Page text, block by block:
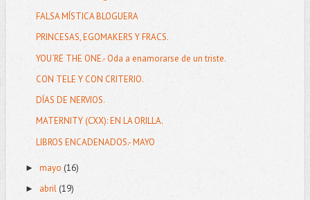
FALSA MÍSTICA BLOGUERA
PRINCESAS, EGOMAKERS Y FRACS.
YOU´RE THE ONE.- Oda a enamorarse de un triste.
CON TELE Y CON CRITERIO.
DÍAS DE NERVIOS.
MATERNITY (CXX): EN LA ORILLA.
LIBROS ENCADENADOS.- MAYO
► mayo(16)
► abril(19)